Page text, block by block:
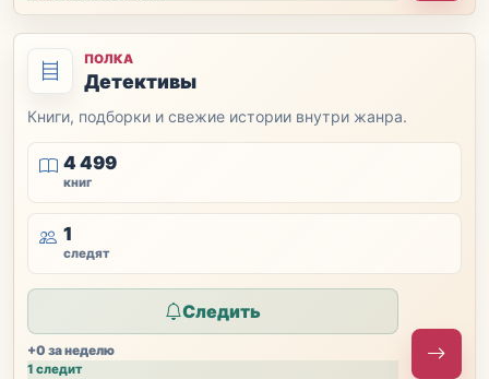
ПОЛКА
Детективы
Книги, подборки и свежие истории внутри жанра.
4 499
книг
1
следят
Следить
+0 за неделю
1 следит